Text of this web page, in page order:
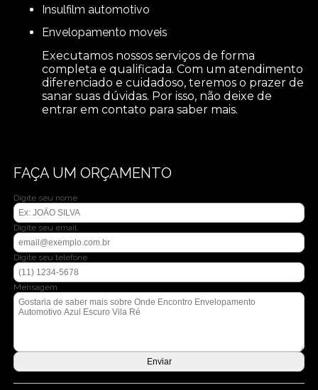
insulfilm automotivo
envelopamento moveis
Executamos nossos serviços de forma
completa e qualificada. Com um atendimento
diferenciado e cuidadoso, teremos o prazer de
sanar suas dúvidas. Por isso, não deixe de
entrar em contato para saber mais.
FAÇA UM ORÇAMENTO
Digite seu nome
Digite seu email
Digite seu telefone
Mensagem